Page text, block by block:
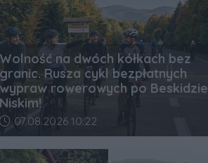
Wolność na dwóch kółkach bez
granic. Rusza cykl bezpłatnych
wypraw rowerowych po Beskidzie
Niskim!
Data dodania artykułu:
07.08.2026 10:22